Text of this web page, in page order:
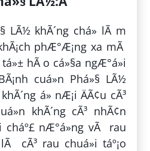
LÃ½ khÃ´ng chá» lÃ m
phÆ°Æ¡ng xa mÃ
hÃ o cá»§a ngÆ°á»i
cuá»n Phá»§ LÃ½
á» nÆ¡i ÄÃ¢u cÃ³
khÃ´ng cÃ³ nhÃ¢n
cháº£ nÆ°á»ng vÃ rau
lÃ cÃ³ rau chuá»i táº¡o